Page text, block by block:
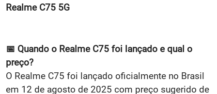
Realme C75 5G
📅 Quando o Realme C75 foi lançado e qual o
preço?
O Realme C75 foi lançado oficialmente no Brasil
em 12 de agosto de 2025 com preço sugerido de